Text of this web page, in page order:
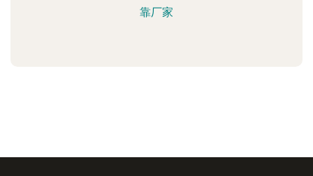
靠厂家